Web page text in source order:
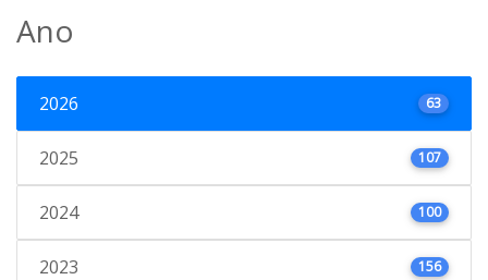
Ano
2026 63
2025 107
2024 100
2023 156